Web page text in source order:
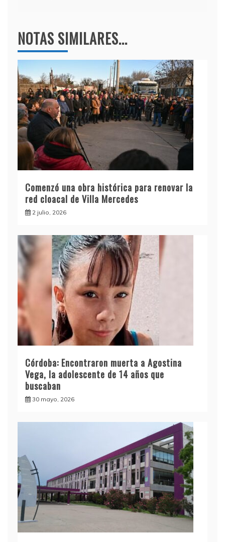
NOTAS SIMILARES...
Comenzó una obra histórica para renovar la
red cloacal de Villa Mercedes
2 julio, 2026
Córdoba: Encontraron muerta a Agostina
Vega, la adolescente de 14 años que
buscaban
30 mayo, 2026